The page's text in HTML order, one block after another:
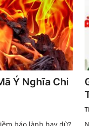
Ý Nghĩa Chi